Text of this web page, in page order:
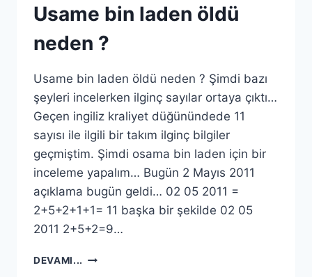
Usame bin laden öldü
neden ?
Usame bin laden öldü neden ? Şimdi bazı
şeyleri incelerken ilginç sayılar ortaya çıktı…
Geçen ingiliz kraliyet düğünündede 11
sayısı ile ilgili bir takım ilginç bilgiler
geçmiştim. Şimdi osama bin laden için bir
inceleme yapalım… Bugün 2 Mayıs 2011
açıklama bugün geldi… 02 05 2011 =
2+5+2+1+1= 11 başka bir şekilde 02 05
2011 2+5+2=9…
DEVAMI... USAME